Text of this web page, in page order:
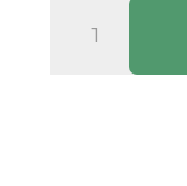
Cream